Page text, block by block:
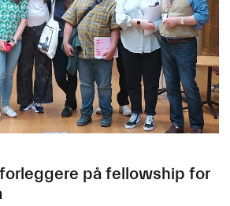
på fellowship for